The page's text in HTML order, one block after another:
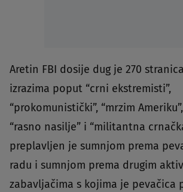
Aretin FBI dosije dug je 270
izrazima poput “crni ekstremisti”,
“prokomunistički”, “mrzim
“rasno nasilje” i “militantna
preplavljen je sumnjom prema
radu i sumnjom prema drugim
zabavljačima s kojima je pevačica